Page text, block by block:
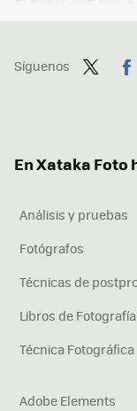
Síguenos
En Xataka Foto
Análisis y pruebas
Fotógrafos
Técnicas de
Libros de Fotografía
Técnica Fotográfica
Adobe Elements